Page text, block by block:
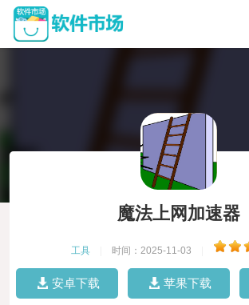
魔法上网加速器
工具 时间：2025-11-03
安卓下载 苹果下载